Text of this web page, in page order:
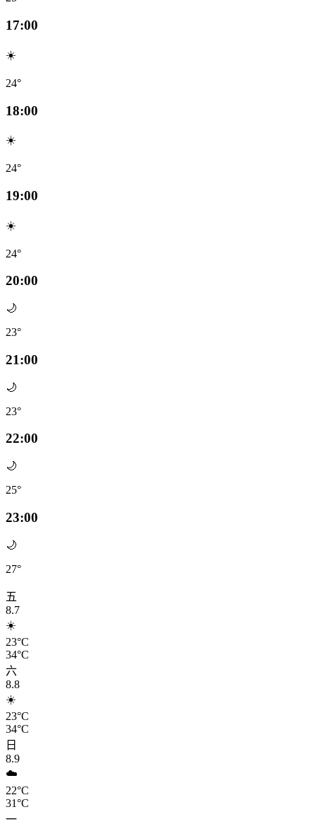
17:00
☀️
24°
18:00
☀️
24°
19:00
☀️
24°
20:00
🌙
23°
21:00
🌙
23°
22:00
🌙
25°
23:00
🌙
27°
五
8.7
☀️
23°C
34°C
六
8.8
☀️
23°C
34°C
日
8.9
☁️
22°C
31°C
一